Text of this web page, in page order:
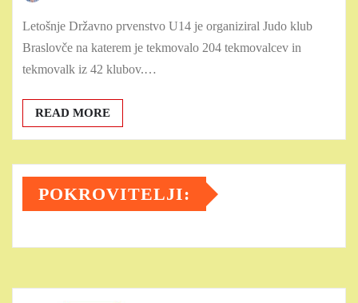
Letošnje Državno prvenstvo U14 je organiziral Judo klub
Braslovče na katerem je tekmovalo 204 tekmovalcev in
tekmovalk iz 42 klubov.…
READ MORE
POKROVITELJI: